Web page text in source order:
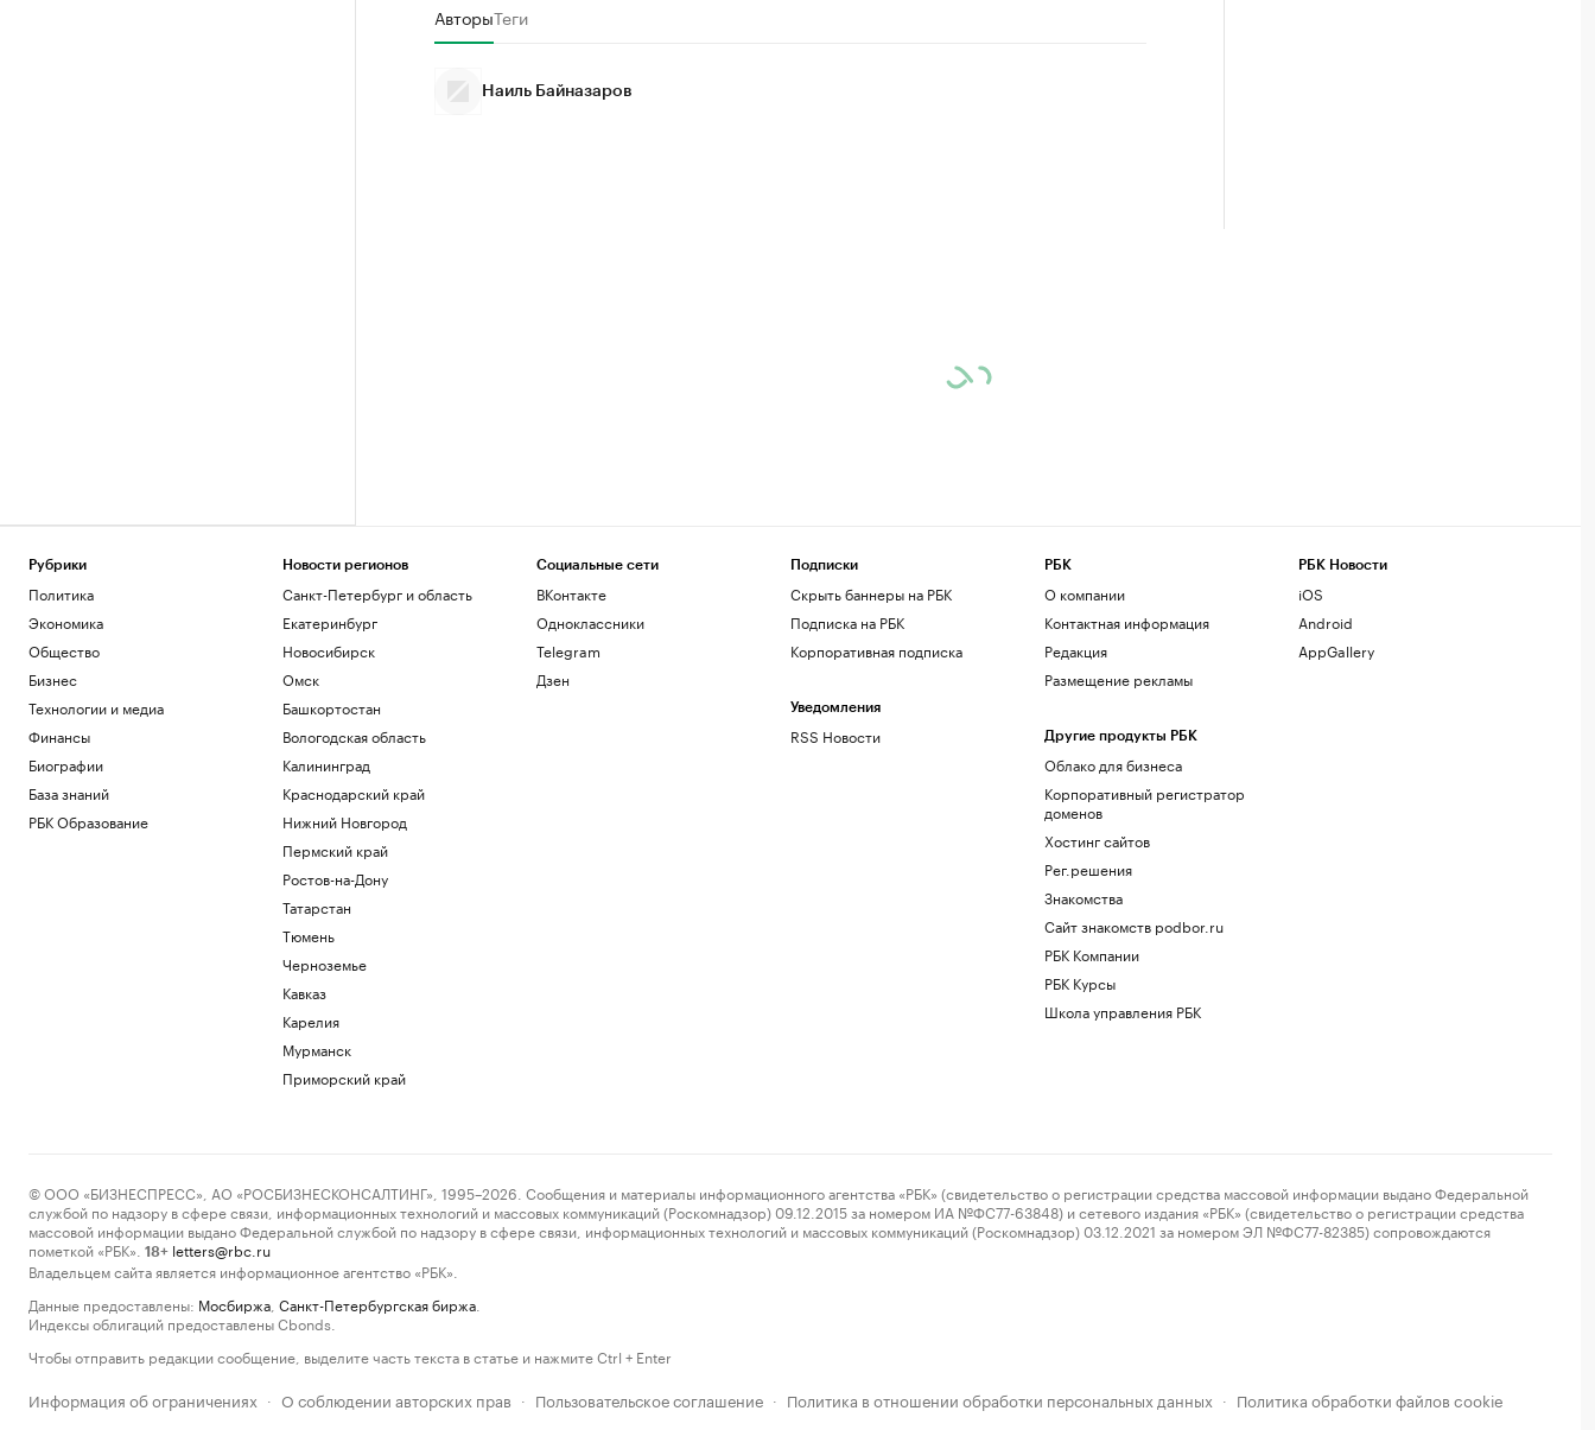
АвторыТеги
Наиль Байназаров
Рубрики
Политика
Экономика
Общество
Бизнес
Технологии и медиа
Финансы
Биографии
База знаний
РБК Образование
Новости регионов
Санкт-Петербург и область
Екатеринбург
Новосибирск
Омск
Башкортостан
Вологодская область
Калининград
Краснодарский край
Нижний Новгород
Пермский край
Ростов-на-Дону
Татарстан
Тюмень
Черноземье
Кавказ
Карелия
Мурманск
Приморский край
Социальные сети
ВКонтакте
Одноклассники
Telegram
Дзен
Подписки
Скрыть баннеры на РБК
Подписка на РБК
Корпоративная подписка
Уведомления
RSS Новости
РБК
О компании
Контактная информация
Редакция
Размещение рекламы
Другие продукты РБК
Облако для бизнеса
Корпоративный регистратор
доменов
Хостинг сайтов
Рег.решения
Знакомства
Сайт знакомств podbor.ru
РБК Компании
РБК Курсы
Школа управления РБК
РБК Новости
iOS
Android
AppGallery
© ООО «БИЗНЕСПРЕСС», АО «РОСБИЗНЕСКОНСАЛТИНГ», 1995–2026. Сообщения и материалы информационного агентства «РБК» (свидетельство о регистрации средства массовой информации выдано Федеральной
службой по надзору в сфере связи, информационных технологий и массовых коммуникаций (Роскомнадзор) 09.12.2015 за номером ИА №ФС77-63848) и сетевого издания «РБК» (свидетельство о регистрации средства
массовой информации выдано Федеральной службой по надзору в сфере связи, информационных технологий и массовых коммуникаций (Роскомнадзор) 03.12.2021 за номером ЭЛ №ФС77-82385) сопровождаются
пометкой «РБК».
18+ letters@rbc.ru
Владельцем сайта является информационное агентство «РБК».
Данные предоставлены: Мосбиржа Санкт-Петербургская биржа
Индексы облигаций предоставлены Cbonds.
Чтобы отправить редакции сообщение, выделите часть текста в статье и нажмите Ctrl + Enter
Информация об ограничениях · О соблюдении авторских прав · Пользовательское соглашение · Политика в отношении обработки персональных данных · Политика обработки файлов cookie